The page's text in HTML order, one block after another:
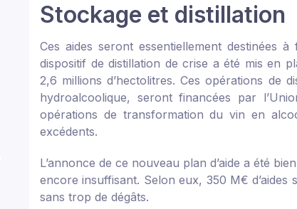
Stockage et distillation
Ces aides seront essentiellement destinées
dispositif de distillation de crise a été mis en
2,6 millions d’hectolitres. Ces opérations de
hydroalcoolique, seront financées par
opérations de transformation du vin en
excédents.
L’annonce de ce nouveau plan d’aide a été
encore insuffisant. Selon eux, 350 M€
sans trop de dégâts.